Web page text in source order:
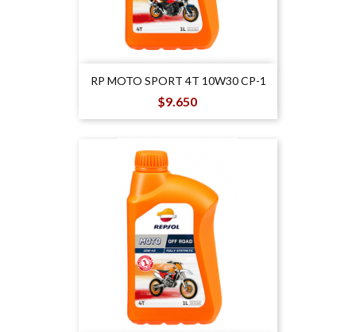
RP MOTO SPORT 4T 10W30 CP-1
Precio
$9.650